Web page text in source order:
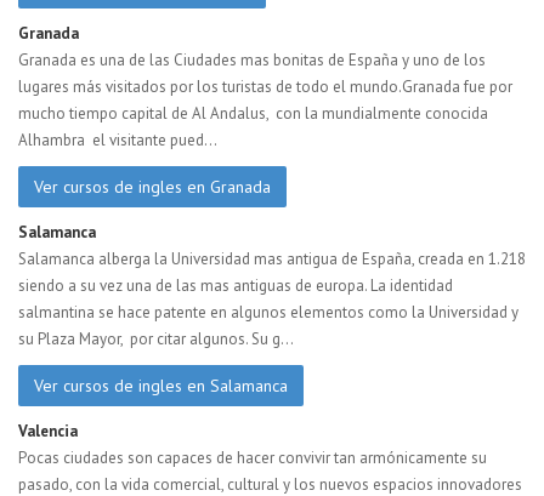
Granada
Granada es una de las Ciudades mas bonitas de España y uno de los
lugares más visitados por los turistas de todo el mundo.Granada fue por
mucho tiempo capital de Al Andalus, con la mundialmente conocida
Alhambra el visitante pued...
Ver cursos de ingles en Granada
Salamanca
Salamanca alberga la Universidad mas antigua de España, creada en 1.218
siendo a su vez una de las mas antiguas de europa. La identidad
salmantina se hace patente en algunos elementos como la Universidad y
su Plaza Mayor, por citar algunos. Su g...
Ver cursos de ingles en Salamanca
Valencia
Pocas ciudades son capaces de hacer convivir tan armónicamente su
pasado, con la vida comercial, cultural y los nuevos espacios innovadores